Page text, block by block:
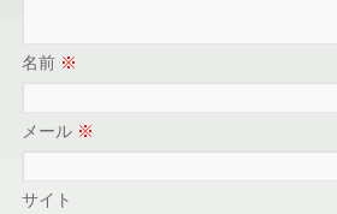
名前 ※
メール ※
サイト